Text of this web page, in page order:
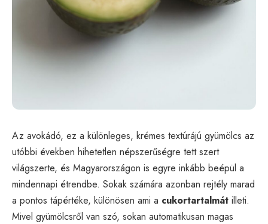
Az avokádó, ez a különleges, krémes textúrájú gyümölcs az
utóbbi években hihetetlen népszerűségre tett szert
világszerte, és Magyarországon is egyre inkább beépül a
mindennapi étrendbe. Sokak számára azonban rejtély marad
a pontos tápértéke, különösen ami a cukortartalmát illeti.
Mivel gyümölcsről van szó, sokan automatikusan magas